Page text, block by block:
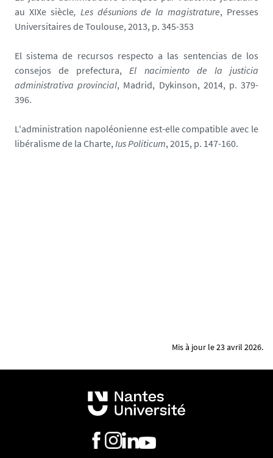
au XIXe siècle, Les désunions de la magistrature, Presses
Universitaires de Toulouse, 2013, p. 345-353
El sistema de recursos respecto a las sentencias de los
consejos de prefectura,El nacimiento de la justicia
administrativa provincial, Madrid, Dykinson, 2014, p. 379-
396.
L'administration napoléonienne est-elle compatible avec le
libéralisme de la Charte,Ius Politicum, 2015, p. 147-160.
Mis à jour le 23 avril 2026.